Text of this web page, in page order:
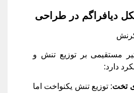
دیافراگم در طراحی
مستقیمی بر توزیع تنش و
دارد:
تخت: توزیع تنش یکنواخت اما